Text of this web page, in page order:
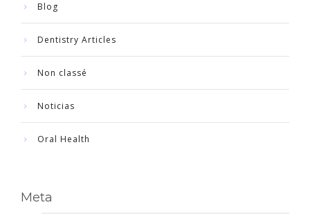
Blog
Dentistry Articles
Non classé
Noticias
Oral Health
Meta